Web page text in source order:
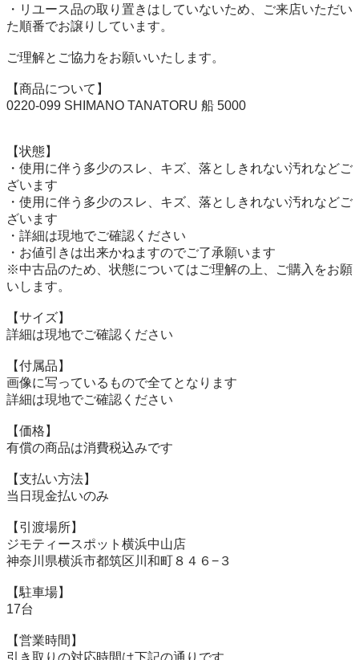
・リユース品の取り置きはしていないため、ご来店いただい
た順番でお譲りしています。
ご理解とご協力をお願いいたします。
【商品について】
0220-099 SHIMANO TANATORU 船 5000
【状態】
・使用に伴う多少のスレ、キズ、落としきれない汚れなどご
ざいます
・使用に伴う多少のスレ、キズ、落としきれない汚れなどご
ざいます
・詳細は現地でご確認ください
・お値引きは出来かねますのでご了承願います
※中古品のため、状態についてはご理解の上、ご購入をお願
いします。
【サイズ】
詳細は現地でご確認ください
【付属品】
画像に写っているもので全てとなります
詳細は現地でご確認ください
【価格】
有償の商品は消費税込みです
【⽀払い⽅法】
当⽇現⾦払いのみ
【引渡場所】
ジモティースポット横浜中山店
神奈川県横浜市都筑区川和町８４６−３
【駐⾞場】
17台
【営業時間】
引き取りの対応時間は下記の通りです